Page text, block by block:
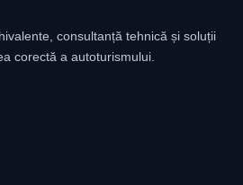
consultanță tehnică și soluții
corectă a autoturismului.